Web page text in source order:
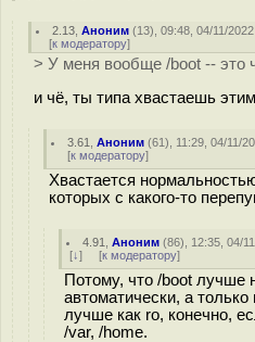
2.13 ,Аноним (13), 09:48, 04/11/
[к модератору]
> У меня вообще /boot -- это
и чё, ты типа хвастаешь
3.61 ,Аноним (61), 11:29, 04/11/
[к модератору]
Хвастается
которых с какого-то
4.91 ,Аноним (86), 12:35, 04/
[↓] [к модератору]
Потому, что /boot лучше
автоматически, а
лучше как ro, конечно,
/var, /home.